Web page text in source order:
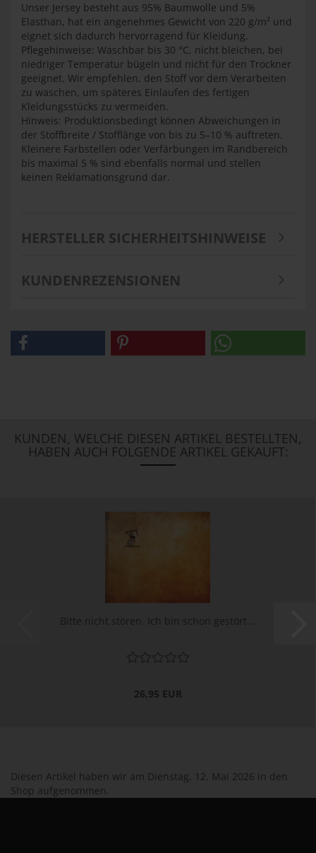
Unser Jersey besteht aus 95% Baumwolle und 5%
Elasthan, hat ein angenehmes Gewicht von 220 g/m² und
eignet sich dadurch hervorragend für Kleidung.
Pflegehinweise: Waschbar bis 30 °C, nicht bleichen, bei
niedriger Temperatur bügeln und nicht für den Trockner
geeignet. Wir empfehlen, den Stoff vor dem Verarbeiten
zu waschen, um späteres Einlaufen des fertigen
Kleidungsstücks zu vermeiden.
Hinweis: Produktionsbedingt können Abweichungen in
der Stoffbreite / Stofflänge von bis zu 5–10 % auftreten.
Kleinere Farbstellen oder Verfärbungen im Randbereich
bis maximal 5 % sind ebenfalls normal und stellen
keinen Reklamationsgrund dar.
HERSTELLER SICHERHEITSHINWEISE
KUNDENREZENSIONEN
KUNDEN, WELCHE DIESEN ARTIKEL BESTELLTEN,
HABEN AUCH FOLGENDE ARTIKEL GEKAUFT:
Bitte nicht stören. Ich bin schon gestört...
26,95 EUR
Diesen Artikel haben wir am Dienstag, 12. Mai 2026 in den
Shop aufgenommen.